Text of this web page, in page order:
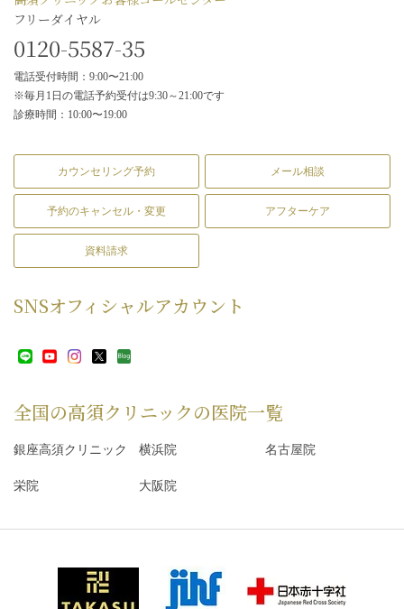
フリーダイヤル
0120-5587-35
電話受付時間：9:00〜21:00
※毎月1日の電話予約受付は9:30～21:00です
診療時間：10:00〜19:00
カウンセリング予約 メール相談
予約のキャンセル・変更 アフターケア
資料請求
SNSオフィシャルアカウント
全国の高須クリニックの医院一覧
銀座高須クリニック 横浜院 名古屋院
栄院 大阪院